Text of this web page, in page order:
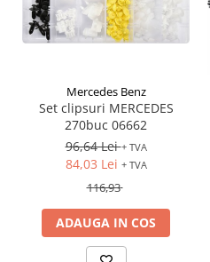
Mercedes Benz
Set clipsuri MERCEDES
270buc 06662
96,64 Lei+ TVA
84,03 Lei + TVA
116,93
ADAUGA IN COS